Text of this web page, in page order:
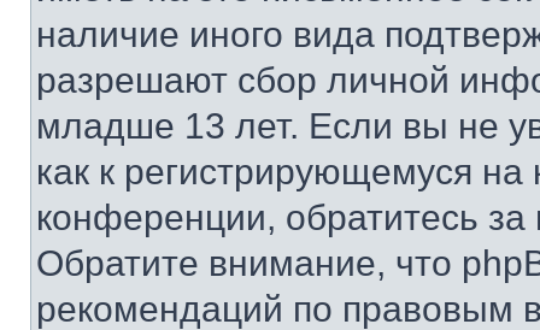
наличие иного вида
разрешают сбор личной
младше 13 лет. Если вы не
как к регистрирующемуся
конференции, обратитесь
Обратите внимание, что
рекомендаций по правовым